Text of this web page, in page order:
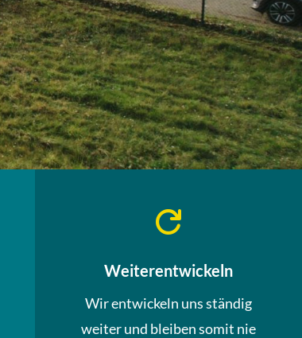

Weiterentwickeln
Wir entwickeln uns ständig
weiter und bleiben somit nie